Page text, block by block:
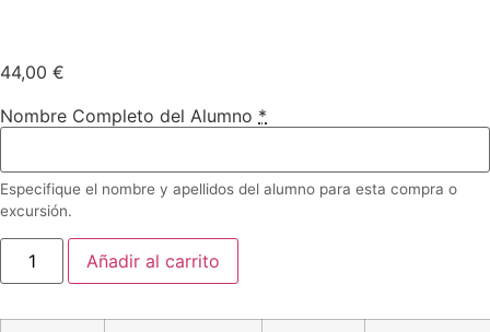
44,00 €
Nombre Completo del Alumno *
Especifique el nombre y apellidos del alumno para esta compra o
excursión.
Añadir al carrito